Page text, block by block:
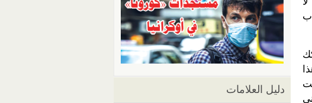
دليل العلامات